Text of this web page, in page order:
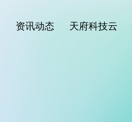
资讯动态 天府科技云